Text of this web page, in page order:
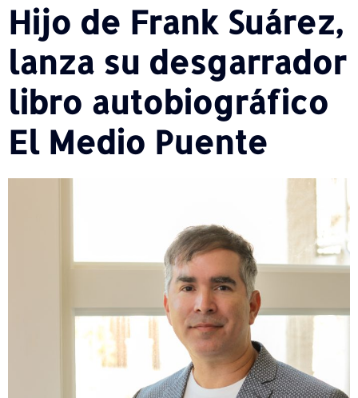
Hijo de Frank Suárez,
lanza su desgarrador
libro autobiográfico
El Medio Puente